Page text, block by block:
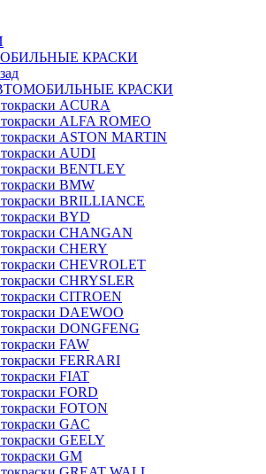
КРАСКИ
КРАСКИ
ACURA
ALFA ROMEO
ASTON MARTIN
AUDI
BENTLEY
BMW
BRILLIANCE
BYD
CHANGAN
CHERY
CHEVROLET
CHRYSLER
CITROEN
DAEWOO
DONGFENG
FAW
FERRARI
FIAT
FORD
FOTON
GAC
GEELY
GM